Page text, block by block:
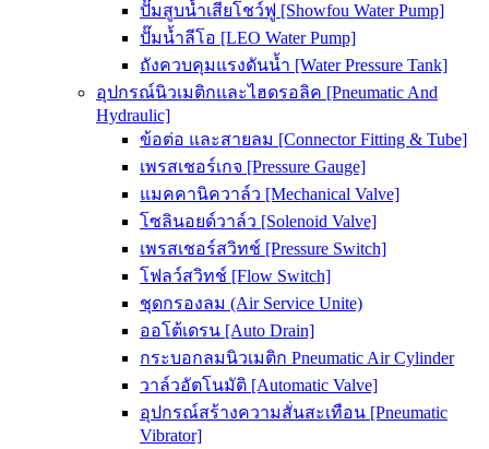
ปั๊มสูบน้ำเสียโชว์ฟู [Showfou Water Pump]
ปั๊มน้ำลีโอ [LEO Water Pump]
ถังควบคุมแรงดันน้ำ [Water Pressure Tank]
อุปกรณ์นิวเมติกและไฮดรอลิค [Pneumatic And
Hydraulic]
ข้อต่อ และสายลม [Connector Fitting & Tube]
เพรสเชอร์เกจ [Pressure Gauge]
แมคคานิควาล์ว [Mechanical Valve]
โซลินอยด์วาล์ว [Solenoid Valve]
เพรสเชอร์สวิทช์ [Pressure Switch]
โฟลว์สวิทช์ [Flow Switch]
ชุดกรองลม (Air Service Unite)
ออโต้เดรน [Auto Drain]
กระบอกลมนิวเมติก Pneumatic Air Cylinder
วาล์วอัตโนมัติ [Automatic Valve]
อุปกรณ์สร้างความสั่นสะเทือน [Pneumatic
Vibrator]